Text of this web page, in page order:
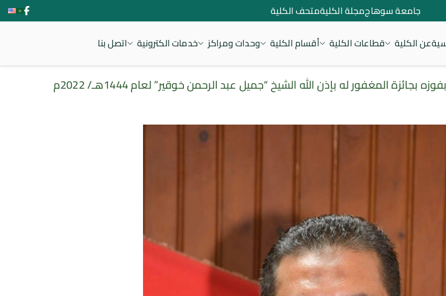
جامعة سوهاجمجلة الكليةمتحف الكلية
عن الكلية قطاعات الكلية أقسام الكلية وحدات ومراكز خدمات الكترونية اتصل بنا
المغفور له بإذن الله الشيخ “جميل عبد الرحمن خوقير” لعام 1444هـ/ 2022م